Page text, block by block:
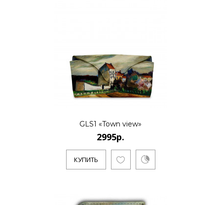
GLS1 «Town view»
2995р.
КУПИТЬ